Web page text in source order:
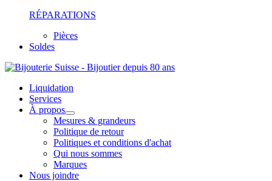
RÉPARATIONS
Pièces
Soldes
Liquidation
Services
À propos
Mesures & grandeurs
Politique de retour
Politiques et conditions d'achat
Qui nous sommes
Marques
Nous joindre